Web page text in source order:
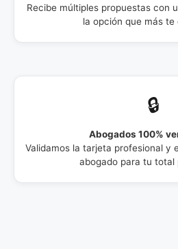
Recibe múltiples propuestas con
la opción que más te
🔒
Abogados 100%
Validamos la tarjeta profesional y
abogado para tu total